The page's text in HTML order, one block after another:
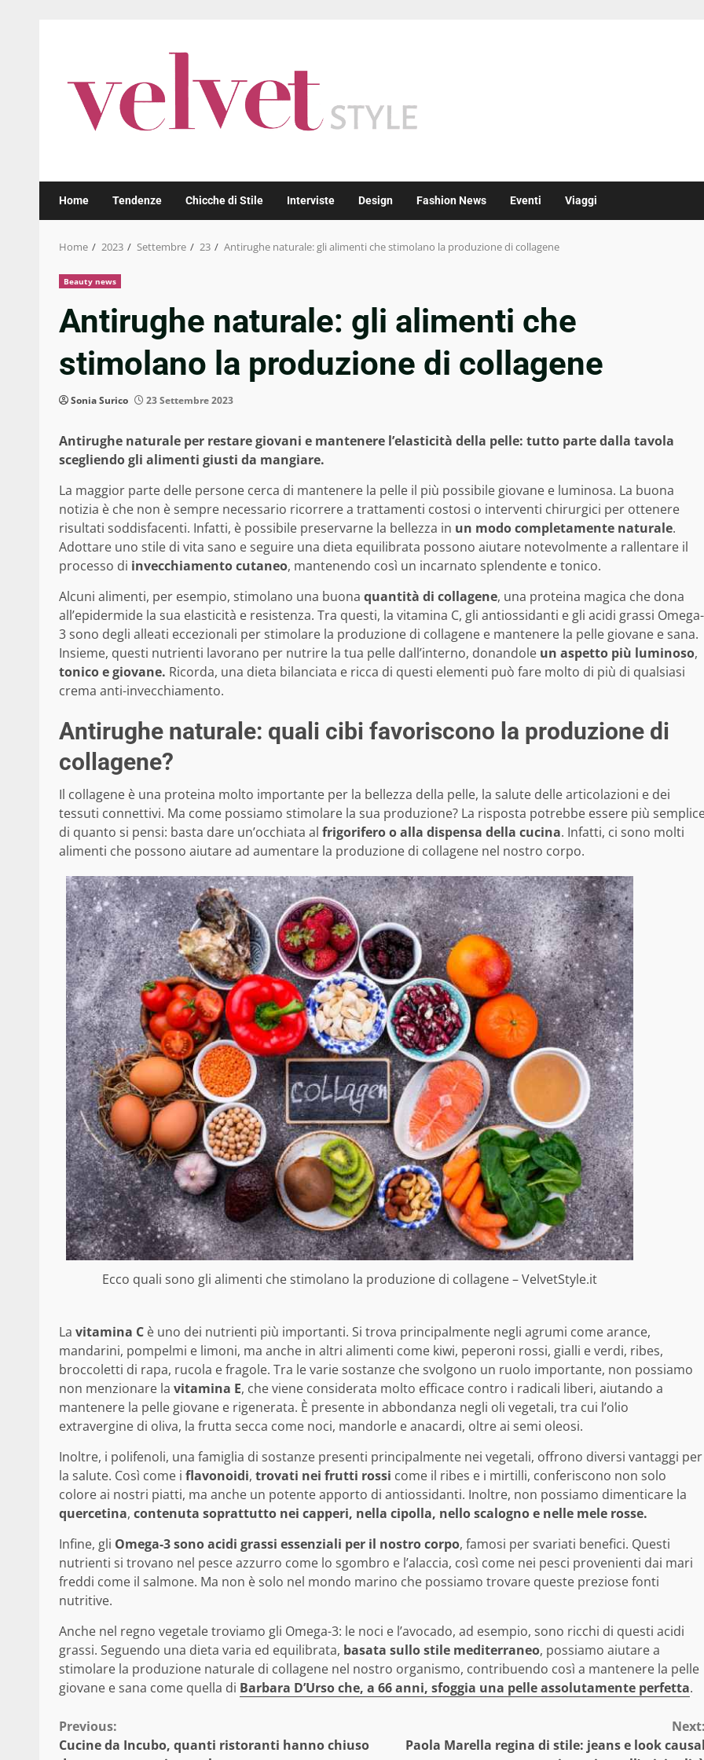
Home Tendenze Chicche di Stile Interviste Design Fashion News Eventi Viaggi
Home 2023 Settembre 23 Antirughe naturale: gli alimenti che stimolano la produzione di collagene
Beauty news
Antirughe naturale: gli alimenti che
stimolano la produzione di collagene
Sonia Surico 23 Settembre 2023
Antirughe naturale per restare giovani e mantenere l’elasticità della pelle: tutto parte dalla tavola
scegliendo gli alimenti giusti da mangiare.
La maggior parte delle persone cerca di mantenere la pelle il più possibile giovane e luminosa. La buona
notizia è che non è sempre necessario ricorrere a trattamenti costosi o interventi chirurgici per ottenere
risultati soddisfacenti. Infatti, è possibile preservarne la bellezza in un modo completamente naturale.
Adottare uno stile di vita sano e seguire una dieta equilibrata possono aiutare notevolmente a rallentare il
processo di invecchiamento cutaneo, mantenendo così un incarnato splendente e tonico.
Alcuni alimenti, per esempio, stimolano una buona quantità di collagene, una proteina magica che dona
all’epidermide la sua elasticità e resistenza. Tra questi, la vitamina C, gli antiossidanti e gli acidi grassi Omega-
3 sono degli alleati eccezionali per stimolare la produzione di collagene e mantenere la pelle giovane e sana.
Insieme, questi nutrienti lavorano per nutrire la tua pelle dall’interno, donandole un aspetto più luminoso,
tonico e giovane. Ricorda, una dieta bilanciata e ricca di questi elementi può fare molto di più di qualsiasi
crema anti-invecchiamento.
Antirughe naturale: quali cibi favoriscono la produzione di
collagene?
Il collagene è una proteina molto importante per la bellezza della pelle, la salute delle articolazioni e dei
tessuti connettivi. Ma come possiamo stimolare la sua produzione? La risposta potrebbe essere più
di quanto si pensi: basta dare un’occhiata al frigorifero o alla dispensa della cucina. Infatti, ci sono molti
alimenti che possono aiutare ad aumentare la produzione di collagene nel nostro corpo.
Ecco quali sono gli alimenti che stimolano la produzione di collagene – VelvetStyle.it
La vitamina C è uno dei nutrienti più importanti. Si trova principalmente negli agrumi come arance,
mandarini, pompelmi e limoni, ma anche in altri alimenti come kiwi, peperoni rossi, gialli e verdi, ribes,
broccoletti di rapa, rucola e fragole. Tra le varie sostanze che svolgono un ruolo importante, non possiamo
non menzionare la vitamina E, che viene considerata molto efficace contro i radicali liberi, aiutando a
mantenere la pelle giovane e rigenerata. È presente in abbondanza negli oli vegetali, tra cui l’olio
extravergine di oliva, la frutta secca come noci, mandorle e anacardi, oltre ai semi oleosi.
Inoltre, i polifenoli, una famiglia di sostanze presenti principalmente nei vegetali, offrono diversi vantaggi per
la salute. Così come i flavonoidi, trovati nei frutti rossi come il ribes e i mirtilli, conferiscono non solo
colore ai nostri piatti, ma anche un potente apporto di antiossidanti. Inoltre, non possiamo dimenticare la
quercetina, contenuta soprattutto nei capperi, nella cipolla, nello scalogno e nelle mele rosse.
Infine, gli Omega-3 sono acidi grassi essenziali per il nostro corpo, famosi per svariati benefici. Questi
nutrienti si trovano nel pesce azzurro come lo sgombro e l’alaccia, così come nei pesci provenienti dai mari
freddi come il salmone. Ma non è solo nel mondo marino che possiamo trovare queste preziose fonti
nutritive.
Anche nel regno vegetale troviamo gli Omega-3: le noci e l’avocado, ad esempio, sono ricchi di questi acidi
grassi. Seguendo una dieta varia ed equilibrata, basata sullo stile mediterraneo, possiamo aiutare a
stimolare la produzione naturale di collagene nel nostro organismo, contribuendo così a mantenere la pelle
giovane e sana come quella di Barbara D’Urso che, a 66 anni, sfoggia una pelle assolutamente perfetta.
Continue
Previous:
Cucine da Incubo, quanti ristoranti hanno chiuso
Paola Marella regina di stile: jeans e look